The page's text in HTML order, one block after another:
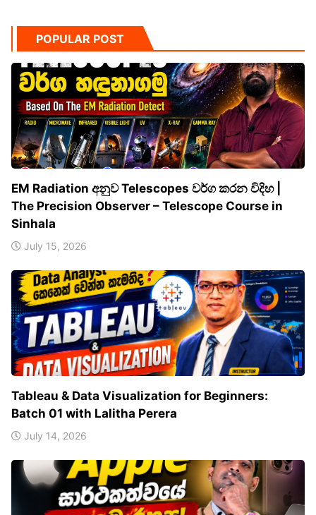
POPULAR POST
EM Radiation අනුව Telescopes වර්ග කරන විදිහ |
The Precision Observer – Telescope Course in
Sinhala
July 15, 2026
Tableau & Data Visualization for Beginners:
Batch 01 with Lalitha Perera
July 14, 2026